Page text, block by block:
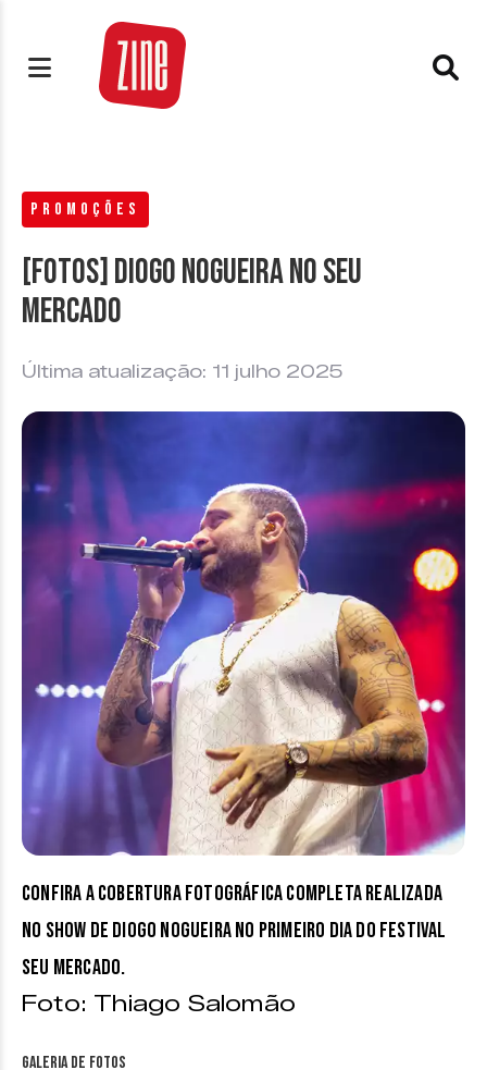
PROMOÇÕES
[FOTOS] Diogo Nogueira no Seu
Mercado
Última atualização: 11 julho 2025
Confira a cobertura fotográfica completa realizada
no show de Diogo Nogueira no primeiro dia do festival
Seu Mercado.
Foto: Thiago Salomão
Galeria de fotos